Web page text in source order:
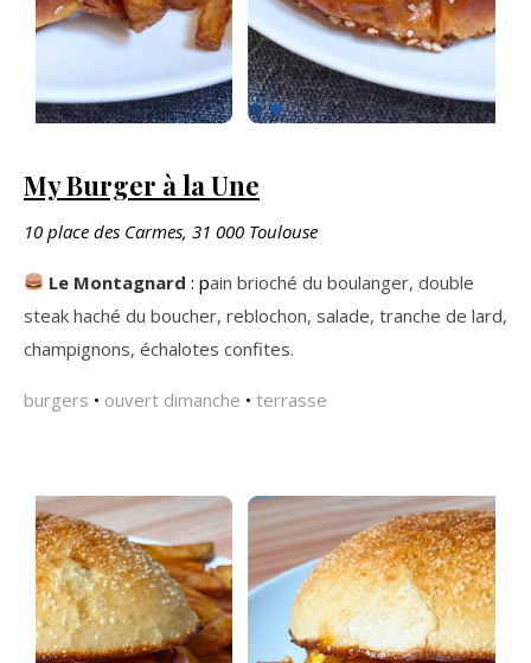
My Burger à la Une
10 place des Carmes, 31 000 Toulouse
Le Montagnard: pain brioché du boulanger, double
steak haché du boucher, reblochon, salade, tranche de lard,
champignons, échalotes confites.
burgers • ouvert dimanche • terrasse